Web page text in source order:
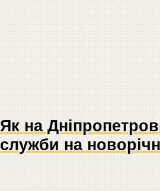
Як на
служби на